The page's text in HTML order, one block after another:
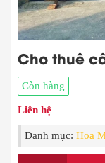
Cho thuê
Còn hàng
Liên hệ
Danh mục: Hoa